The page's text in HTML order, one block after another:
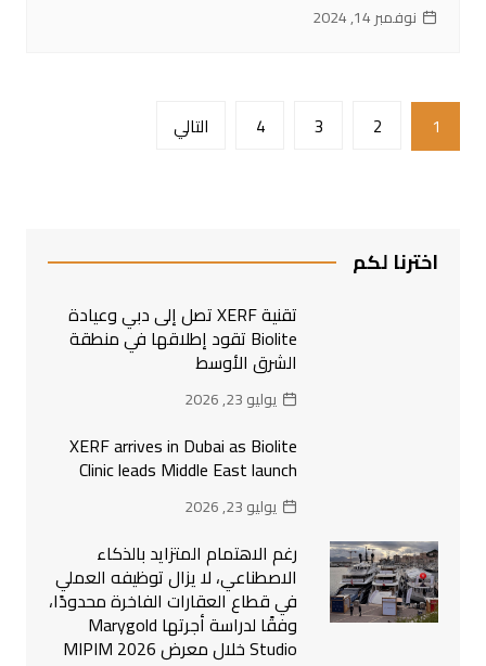
نوفمبر 14, 2024
تعدد
صفحات
1
2
3
4 التالي
اخترنا لكم
تقنية XERF تصل إلى دبي وعيادة
Biolite تقود إطلاقها في منطقة
الشرق الأوسط
يوليو 23, 2026
XERF arrives in Dubai as Biolite
Clinic leads Middle East launch
يوليو 23, 2026
رغم الاهتمام المتزايد بالذكاء
الاصطناعي، لا يزال توظيفه العملي
في قطاع العقارات الفاخرة محدودًا،
وفقًا لدراسة أجرتها Marygold
Studio خلال معرض MIPIM 2026